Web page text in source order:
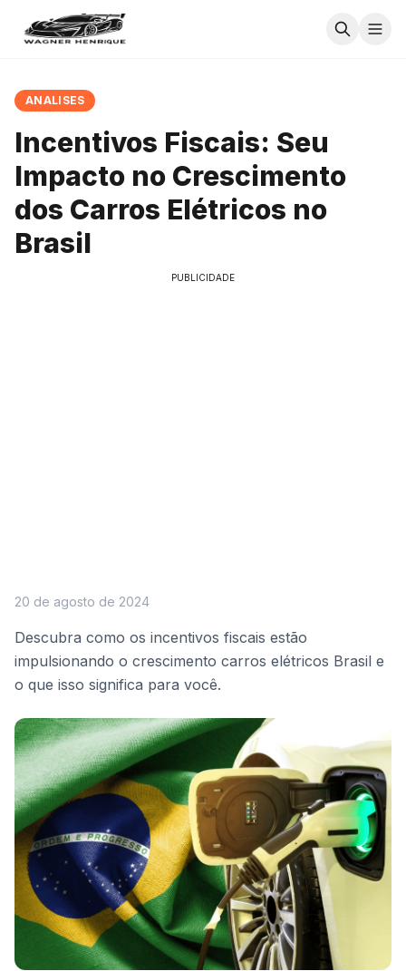
ANALISES
Incentivos Fiscais: Seu
Impacto no Crescimento
dos Carros Elétricos no
Brasil
PUBLICIDADE
20 de agosto de 2024
Descubra como os incentivos fiscais estão
impulsionando o crescimento carros elétricos Brasil e
o que isso significa para você.